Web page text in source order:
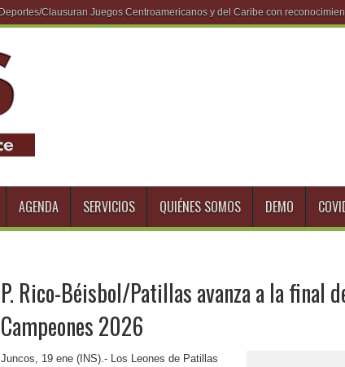
AGENDA SERVICIOS QUIÉNES SOMOS DEMO
P. Rico-Béisbol/Patillas avanza a la final
Campeones 2026
Juncos, 19 ene (INS).- Los Leones de Patillas